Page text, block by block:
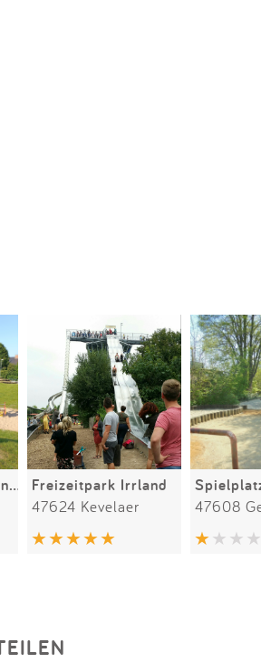
Spielplatz Drachennest Freizeitpark Irrland
47624 Kevelaer 47608